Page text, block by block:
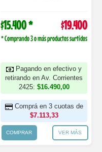
$15.400 * $19.400
* Comprando 3 o más productos surtidos
Pagando en efectivo y
retirando en Av. Corrientes
2425: $16.490,00
Comprá en 3 cuotas de
$7.113,33
COMPRAR VER MÁS